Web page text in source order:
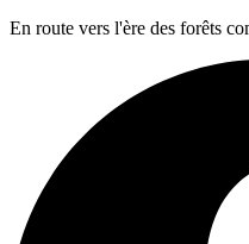
En route vers l'ère des forêts